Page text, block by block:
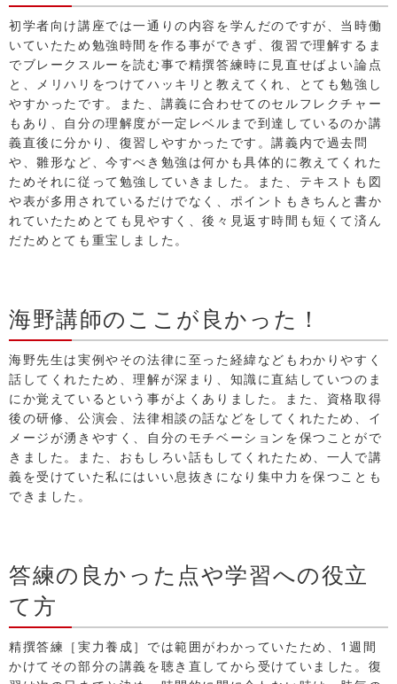
初学者向け講座では一通りの内容を学んだのですが、当時働
いていたため勉強時間を作る事ができず、復習で理解するま
でブレークスルーを読む事で精撰答練時に見直せばよい論点
と、メリハリをつけてハッキリと教えてくれ、とても勉強し
やすかったです。また、講義に合わせてのセルフレクチャー
もあり、自分の理解度が一定レベルまで到達しているのか講
義直後に分かり、復習しやすかったです。講義内で過去問
や、雛形など、今すべき勉強は何かも具体的に教えてくれた
ためそれに従って勉強していきました。また、テキストも図
や表が多用されているだけでなく、ポイントもきちんと書か
れていたためとても見やすく、後々見返す時間も短くて済ん
だためとても重宝しました。
海野講師のここが良かった！
海野先生は実例やその法律に至った経緯などもわかりやすく
話してくれたため、理解が深まり、知識に直結していつのま
にか覚えているという事がよくありました。また、資格取得
後の研修、公演会、法律相談の話などをしてくれたため、イ
メージが湧きやすく、自分のモチベーションを保つことがで
きました。また、おもしろい話もしてくれたため、一人で講
義を受けていた私にはいい息抜きになり集中力を保つことも
できました。
答練の良かった点や学習への役立
て方
精撰答練［実力養成］では範囲がわかっていたため、1週間
かけてその部分の講義を聴き直してから受けていました。復